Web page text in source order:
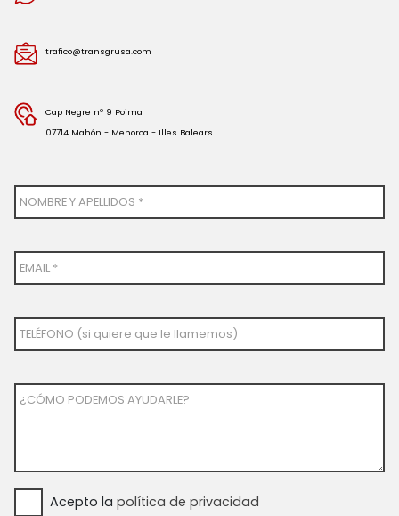
trafico@transgrusa.com
Cap Negre nº 9 Poima
07714 Mahón - Menorca - Illes Balears
NOMBRE Y APELLIDOS *
EMAIL *
TELÉFONO (si quiere que le llamemos)
¿CÓMO PODEMOS AYUDARLE?
Acepto lapolítica de privacidad